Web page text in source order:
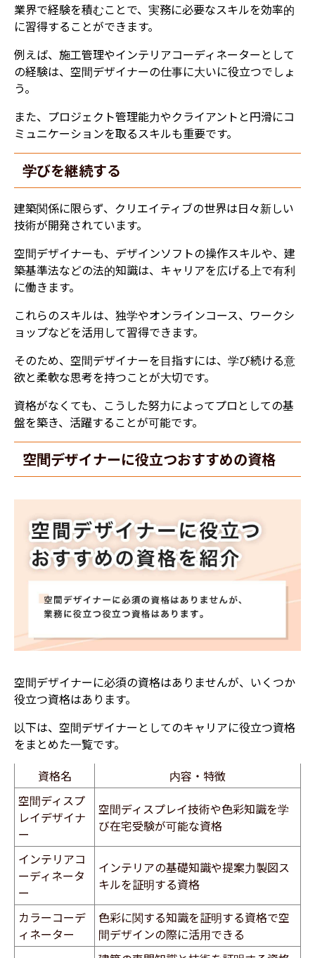
業界で経験を積むことで、実務に必要なスキルを効率的
に習得することができます。
例えば、施工管理やインテリアコーディネーターとして
の経験は、空間デザイナーの仕事に大いに役立つでしょ
う。
また、プロジェクト管理能力やクライアントと円滑にコ
ミュニケーションを取るスキルも重要です。
学びを継続する
建築関係に限らず、クリエイティブの世界は日々新しい
技術が開発されています。
空間デザイナーも、デザインソフトの操作スキルや、建
築基準法などの法的知識は、キャリアを広げる上で有利
に働きます。
これらのスキルは、独学やオンラインコース、ワークシ
ョップなどを活用して習得できます。
そのため、空間デザイナーを目指すには、学び続ける意
欲と柔軟な思考を持つことが大切です。
資格がなくても、こうした努力によってプロとしての基
盤を築き、活躍することが可能です。
空間デザイナーに役立つおすすめの資格
空間デザイナーに必須の資格はありませんが、いくつか
役立つ資格はあります。
以下は、空間デザイナーとしてのキャリアに役立つ資格
をまとめた一覧です。
資格名
内容・特徴
空間ディスプ
レイデザイナ
ー
空間ディスプレイ技術や色彩知識を学
び在宅受験が可能な資格
インテリアコ
ーディネータ
ー
インテリアの基礎知識や提案力製図ス
キルを証明する資格
カラーコーデ
ィネーター
色彩に関する知識を証明する資格で空
間デザインの際に活用できる